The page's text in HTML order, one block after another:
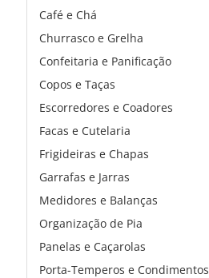
Café e Chá
Churrasco e Grelha
Confeitaria e Panificação
Copos e Taças
Escorredores e Coadores
Facas e Cutelaria
Frigideiras e Chapas
Garrafas e Jarras
Medidores e Balanças
Organização de Pia
Panelas e Caçarolas
Porta-Temperos e Condimentos